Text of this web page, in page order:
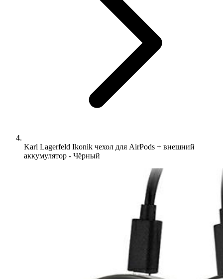
Karl Lagerfeld Ikonik чехол для AirPods + внешний
аккумулятор - Чёрный